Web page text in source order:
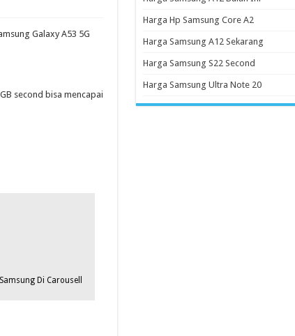
Galaxy A53 5G
second bisa mencapai
Di Carousell
Harga Hp Samsung Core A2
Harga Samsung A12 Sekarang
Harga Samsung S22 Second
Harga Samsung Ultra Note 20